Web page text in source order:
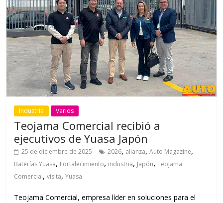
Industria Varios
Teojama Comercial recibió a
ejecutivos de Yuasa Japón
25 de diciembre de 2025 2026, alianza,Auto Magazine,
Baterías Yuasa, Fortalecimiento, industria, Japón,Teojama
Comercial,visita,Yuasa
Teojama Comercial, empresa líder en soluciones para el